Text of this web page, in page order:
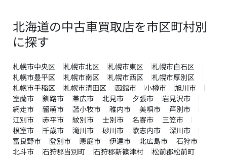
北海道の中古車買取店を市区町村別
に探す
札幌市中央区 札幌市北区 札幌市東区
札幌市白石区
札幌市豊平区
札幌市南区 札幌市西区
札幌市厚別区
札幌市手稲区
札幌市清田区 函館市 小樽市
旭川市
室蘭市
釧路市 帯広市 北見市 夕張市
岩見沢市
網走市
留萌市 苫小牧市 稚内市 美唄市
芦別市
江別市
赤平市 紋別市 士別市 名寄市
三笠市
根室市
千歳市 滝川市 砂川市 歌志内市
深川市
富良野市
登別市 恵庭市 伊達市 北広島市
石狩市
北斗市
石狩郡当別町 石狩郡新篠津村
松前郡松前町